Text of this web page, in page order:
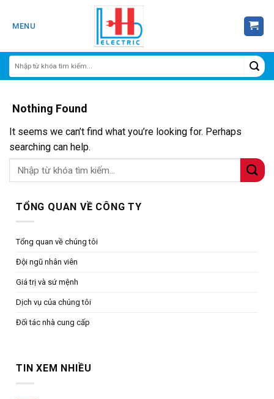
MENU
Nothing Found
It seems we can’t find what you’re looking for. Perhaps
searching can help.
TỔNG QUAN VỀ CÔNG TY
Tổng quan về chúng tôi
Đội ngũ nhân viên
Giá trị và sứ mệnh
Dịch vụ của chúng tôi
Đối tác nhà cung cấp
TIN XEM NHIỀU